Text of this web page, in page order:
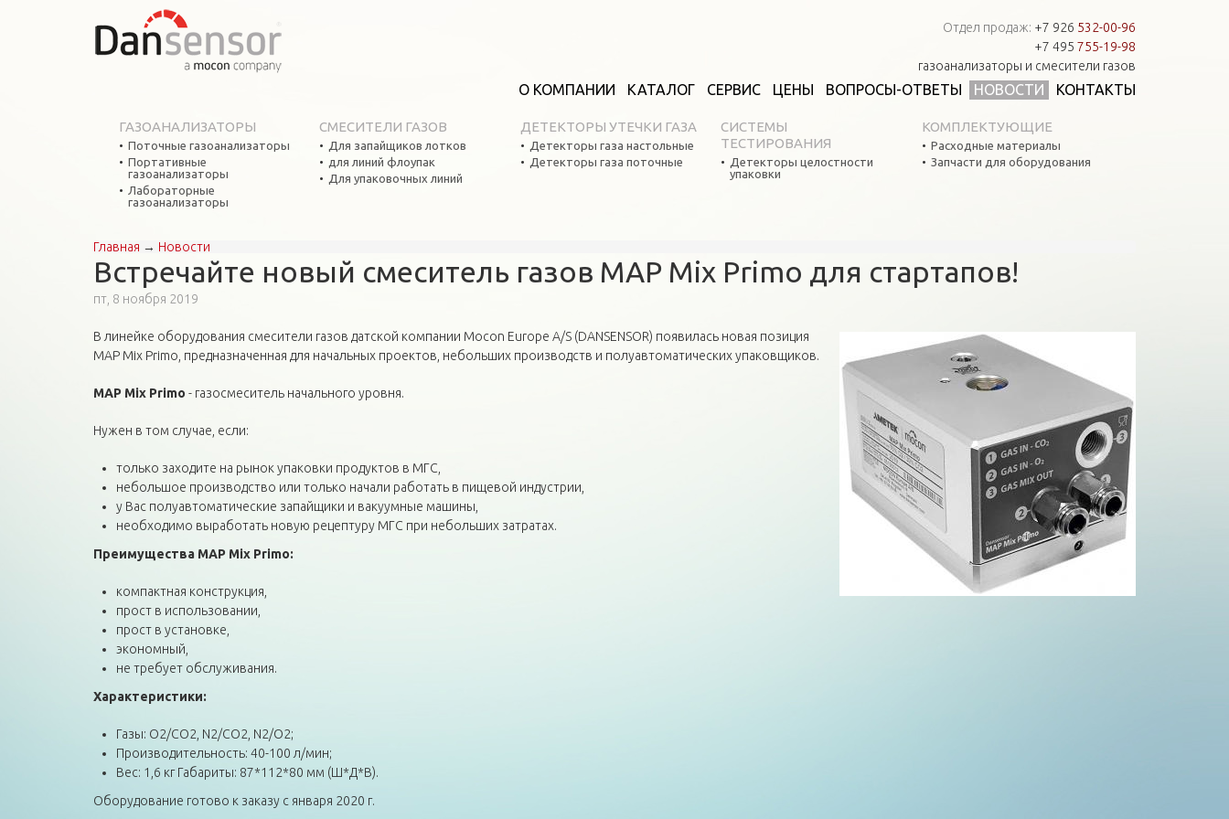
Отдел продаж: +7 926 532-00-96
+7 495 755-19-98
газоанализаторы и смесители газов
О КОМПАНИИ КАТАЛОГ СЕРВИС ЦЕНЫ ВОПРОСЫ-ОТВЕТЫ НОВОСТИ КОНТАКТЫ
ГАЗОАНАЛИЗАТОРЫ
Поточные газоанализаторы
Портативные
газоанализаторы
Лабораторные
газоанализаторы
СМЕСИТЕЛИ ГАЗОВ
Для запайщиков лотков
для линий флоупак
Для упаковочных линий
ДЕТЕКТОРЫ УТЕЧКИ ГАЗА
Детекторы газа настольные
Детекторы газа поточные
СИСТЕМЫ
ТЕСТИРОВАНИЯ
Детекторы целостности
упаковки
КОМПЛЕКТУЮЩИЕ
Расходные материалы
Запчасти для оборудования
Вы здесь
Главная → Новости
Встречайте новый смеситель газов MAP Mix Primo для стартапов!
пт, 8 ноября 2019
В линейке оборудования смесители газов датской компании Mocon Europe A/S (DANSENSOR) появилась новая позиция
MAP Mix Primo, предназначенная для начальных проектов, небольших производств и полуавтоматических упаковщиков.
MAP Mix Primo - газосмеситель начального уровня.
Нужен в том случае, если:
только заходите на рынок упаковки продуктов в МГС,
небольшое производство или только начали работать в пищевой индустрии,
у Вас полуавтоматические запайщики и вакуумные машины,
необходимо выработать новую рецептуру МГС при небольших затратах.
Преимущества MAP Mix Primo:
компактная конструкция,
прост в использовании,
прост в установке,
экономный,
не требует обслуживания.
Характеристики:
Газы: О2/СО2, N2/CO2, N2/O2;
Производительность: 40-100 л/мин;
Вес: 1,6 кг Габариты: 87*112*80 мм (Ш*Д*В).
Оборудование готово к заказу с января 2020 г.